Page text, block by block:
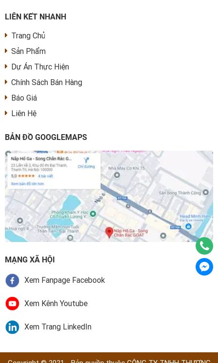
LIÊN KẾT NHANH
Trang Chủ
Sản Phẩm
Dự Án Thực Hiện
Chính Sách Bán Hàng
Báo Giá
Liên Hệ
BẢN ĐỒ GOOGLEMAPS
MẠNG XÃ HỘI
Xem Fanpage Facebook
Xem Kênh Youtube
Xem Trang LinkedIn